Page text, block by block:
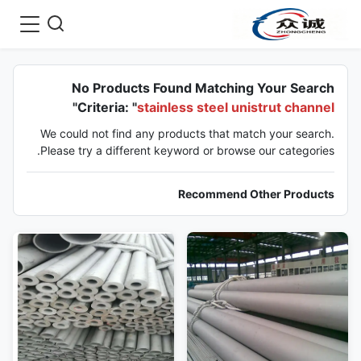
No Products Found Matching Your Search
Criteria: "stainless steel unistrut channel
"
We could not find any products that match your search.
Please try a different keyword or browse our categories.
Recommend Other Products